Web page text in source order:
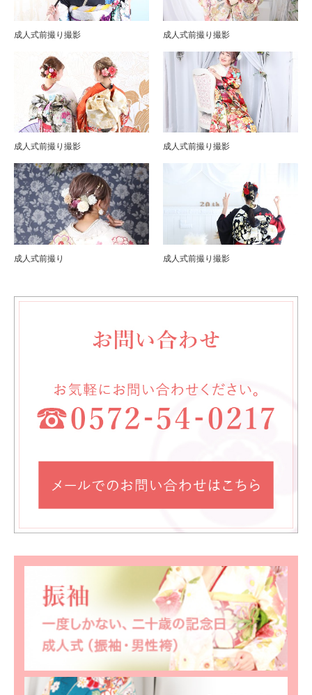
成人式前撮り撮影 成人式前撮り撮影
成人式前撮り撮影 成人式前撮り撮影
成人式前撮り 成人式前撮り撮影